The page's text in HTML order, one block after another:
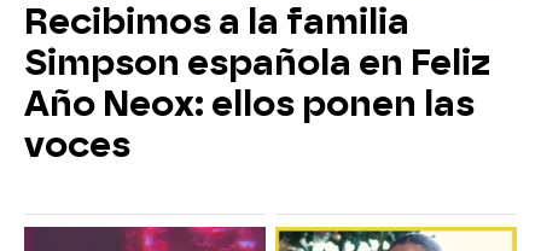
Recibimos a la familia
Simpson española en Feliz
Año Neox: ellos ponen las
voces